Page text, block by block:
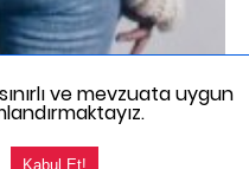
gereken 10
Sürümü Görüntüle
ve mevzuata uygun
Kabul Et!